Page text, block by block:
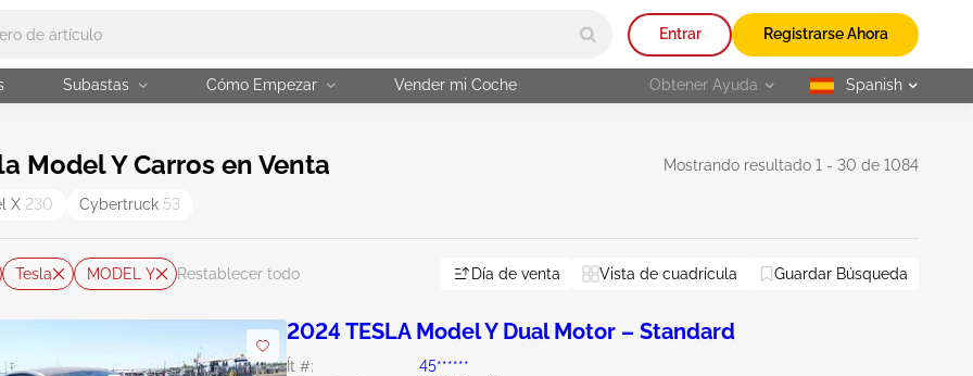
Entrar Registrarse Ahora
Subastas Cómo Empezar Vender mi Coche Obtener Ayuda selected
Spanish
Model Y Carros en Venta Mostrando resultado 1 - 30 de 1084
X 230 Cybertruck 53
Tesla MODEL Y Restablecer todo Día de venta Vista de cuadrícula Guardar Búsqueda
2024 TESLA Model Y Dual Motor – Standard
Ít #:
45******